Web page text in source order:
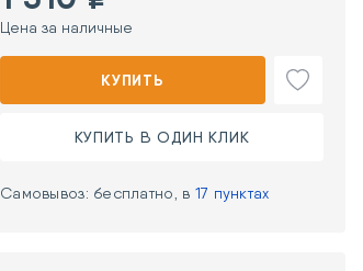
Цена за наличные
КУПИТЬ
КУПИТЬ В ОДИН КЛИК
Самовывоз: бесплатно, в 17 пунктах